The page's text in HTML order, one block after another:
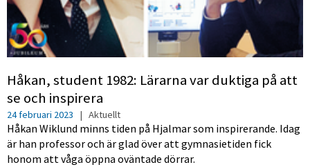
Håkan, student 1982: Lärarna var duktiga på att
se och inspirera
24 februari 2023 | Aktuellt
Håkan Wiklund minns tiden på Hjalmar som inspirerande. Idag
är han professor och är glad över att gymnasietiden fick
honom att våga öppna oväntade dörrar.